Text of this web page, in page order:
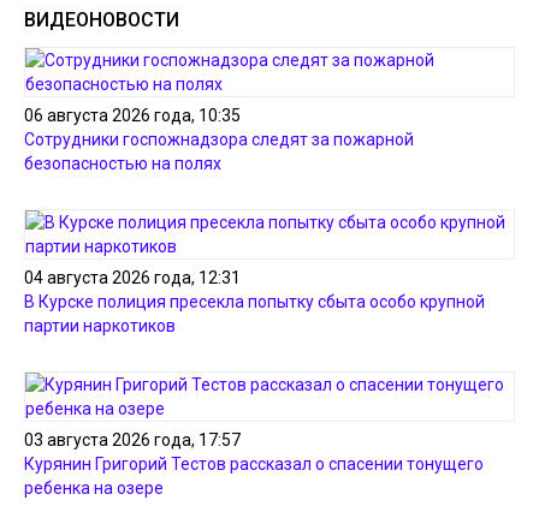
ВИДЕОНОВОСТИ
06 августа 2026 года, 10:35
Сотрудники госпожнадзора следят за пожарной
безопасностью на полях
04 августа 2026 года, 12:31
В Курске полиция пресекла попытку сбыта особо крупной
партии наркотиков
03 августа 2026 года, 17:57
Курянин Григорий Тестов рассказал о спасении тонущего
ребенка на озере